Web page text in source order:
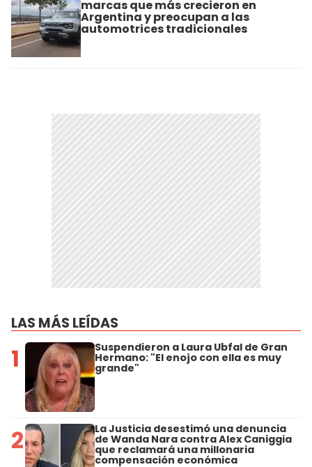
marcas que más crecieron en
Argentina y preocupan a las
automotrices tradicionales
LAS MÁS LEÍDAS
1 Suspendieron a Laura Ubfal de Gran
Hermano: "El enojo con ella es muy
grande"
2 La Justicia desestimó una denuncia
de Wanda Nara contra Alex Caniggia
que reclamará una millonaria
compensación económica